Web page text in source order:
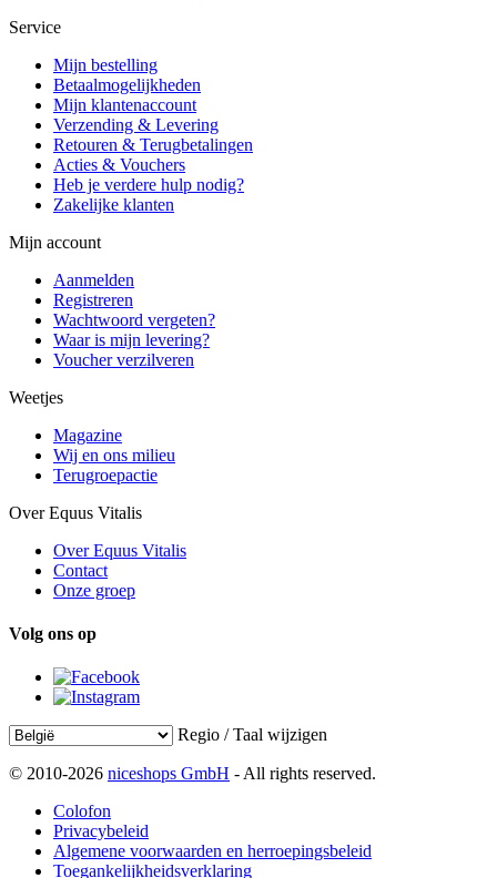
Service
Mijn bestelling
Betaalmogelijkheden
Mijn klantenaccount
Verzending & Levering
Retouren & Terugbetalingen
Acties & Vouchers
Heb je verdere hulp nodig?
Zakelijke klanten
Mijn account
Aanmelden
Registreren
Wachtwoord vergeten?
Waar is mijn levering?
Voucher verzilveren
Weetjes
Magazine
Wij en ons milieu
Terugroepactie
Over Equus Vitalis
Over Equus Vitalis
Contact
Onze groep
Volg ons op
Regio / Taal wijzigen
© 2010-2026 niceshops GmbH - All rights reserved.
Colofon
Privacybeleid
Algemene voorwaarden en herroepingsbeleid
Toegankelijkheidsverklaring